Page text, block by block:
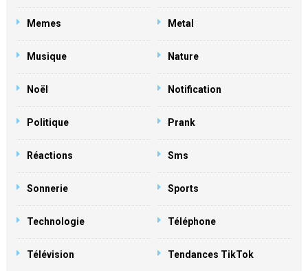
Memes Metal
Musique Nature
Noël Notification
Politique Prank
Réactions Sms
Sonnerie Sports
Technologie Téléphone
Télévision Tendances TikTok